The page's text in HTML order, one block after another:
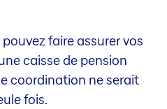
faire assurer vos
caisse de pension
coordination ne serait
fois.